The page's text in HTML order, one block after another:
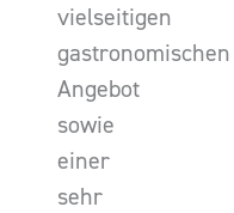
vielseitigen
gastronomischen
Angebot
sowie
einer
sehr